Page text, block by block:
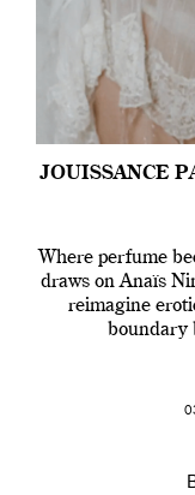
JOUISSANCE
Where perfume
draws on Anaïs
reimagine
boundary